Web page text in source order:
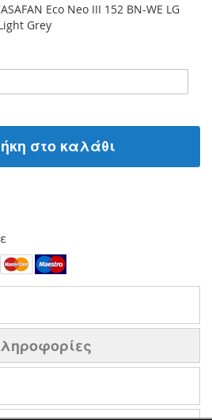
Eco Neo III 152 BN-WE LG
Grey
στο καλάθι